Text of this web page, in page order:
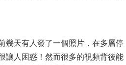
幾天有人發了一個照片，在多層停
讓人困惑！然而很多的視頻背後能